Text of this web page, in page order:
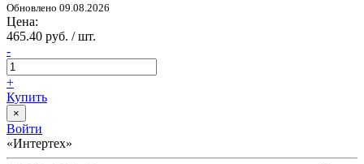
Обновлено 09.08.2026
Цена:
465.40 руб. / шт.
-
+
Купить
×
Войти
«Интертех»